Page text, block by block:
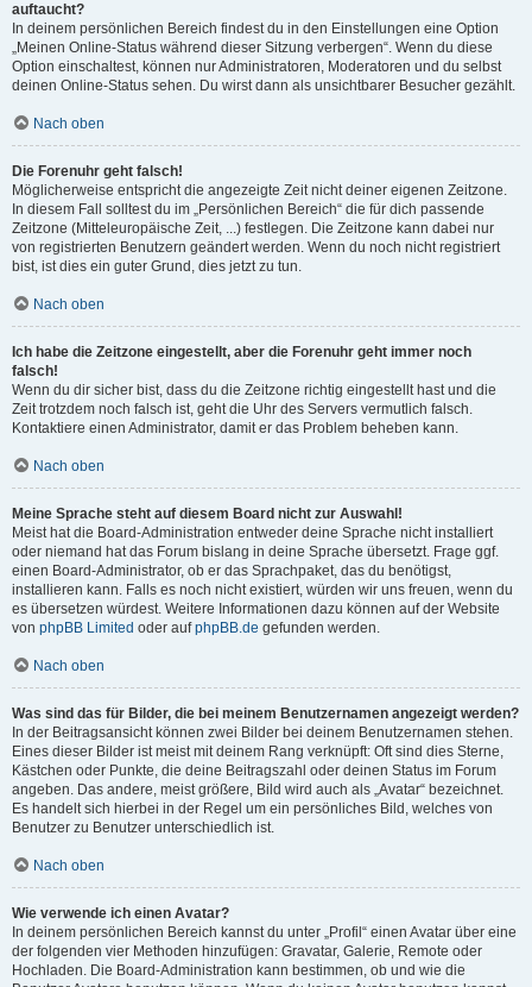
auftaucht?
In deinem persönlichen Bereich findest du in den Einstellungen eine Option
„Meinen Online-Status während dieser Sitzung verbergen“. Wenn du diese
Option einschaltest, können nur Administratoren, Moderatoren und du selbst
deinen Online-Status sehen. Du wirst dann als unsichtbarer Besucher gezählt.
Nach oben
Die Forenuhr geht falsch!
Möglicherweise entspricht die angezeigte Zeit nicht deiner eigenen Zeitzone.
In diesem Fall solltest du im „Persönlichen Bereich“ die für dich passende
Zeitzone (Mitteleuropäische Zeit, ...) festlegen. Die Zeitzone kann dabei nur
von registrierten Benutzern geändert werden. Wenn du noch nicht registriert
bist, ist dies ein guter Grund, dies jetzt zu tun.
Nach oben
Ich habe die Zeitzone eingestellt, aber die Forenuhr geht immer noch
falsch!
Wenn du dir sicher bist, dass du die Zeitzone richtig eingestellt hast und die
Zeit trotzdem noch falsch ist, geht die Uhr des Servers vermutlich falsch.
Kontaktiere einen Administrator, damit er das Problem beheben kann.
Nach oben
Meine Sprache steht auf diesem Board nicht zur Auswahl!
Meist hat die Board-Administration entweder deine Sprache nicht installiert
oder niemand hat das Forum bislang in deine Sprache übersetzt. Frage ggf.
einen Board-Administrator, ob er das Sprachpaket, das du benötigst,
installieren kann. Falls es noch nicht existiert, würden wir uns freuen, wenn du
es übersetzen würdest. Weitere Informationen dazu können auf der Website
von phpBB Limited oder aufphpBB.de gefunden werden.
Nach oben
Was sind das für Bilder, die bei meinem Benutzernamen angezeigt werden?
In der Beitragsansicht können zwei Bilder bei deinem Benutzernamen stehen.
Eines dieser Bilder ist meist mit deinem Rang verknüpft: Oft sind dies Sterne,
Kästchen oder Punkte, die deine Beitragszahl oder deinen Status im Forum
angeben. Das andere, meist größere, Bild wird auch als „Avatar“ bezeichnet.
Es handelt sich hierbei in der Regel um ein persönliches Bild, welches von
Benutzer zu Benutzer unterschiedlich ist.
Nach oben
Wie verwende ich einen Avatar?
In deinem persönlichen Bereich kannst du unter „Profil“ einen Avatar über eine
der folgenden vier Methoden hinzufügen: Gravatar, Galerie, Remote oder
Hochladen. Die Board-Administration kann bestimmen, ob und wie die